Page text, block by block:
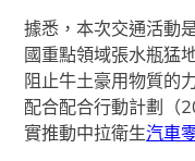
據悉，本次交通活動
國重點領域張水瓶猛
阻止牛土豪用物質的
配合配合行動計劃（
實推動中拉衛生汽車